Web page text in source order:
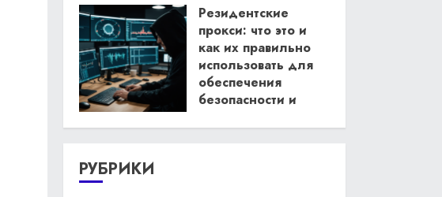
Резидентские
прокси: что это и
как их правильно
использовать для
обеспечения
безопасности и
РУБРИКИ